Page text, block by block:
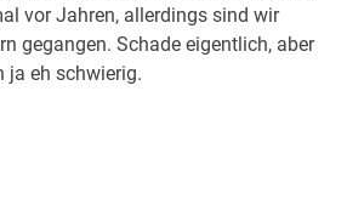
vor Jahren, allerdings sind wir
gegangen. Schade eigentlich, aber
ja eh schwierig.